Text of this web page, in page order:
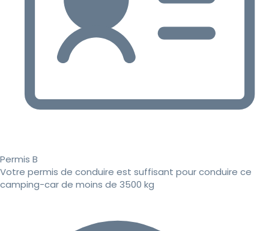
Permis B
Votre permis de conduire est suffisant pour conduire ce
camping-car de moins de 3500 kg